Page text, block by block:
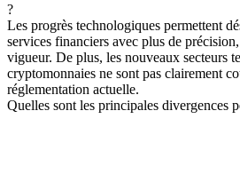
?
Les progrès technologiques permettent
services financiers avec plus de
vigueur. De plus, les nouveaux secteurs
cryptomonnaies ne sont pas clairement
réglementation actuelle.
Quelles sont les principales divergences